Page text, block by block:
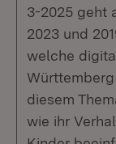
3-2025 geht
2023 und
welche
diesem
wie ihr